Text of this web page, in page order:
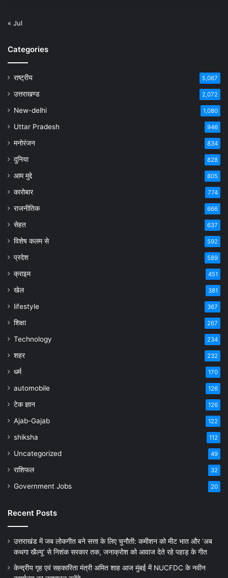
« Jul
Categories
राष्ट्रीय 5,067
उत्तराखण्ड 2,072
New-delhi 1,080
Uttar Pradesh 946
मनोरंजन 834
दुनिया 828
आम मुद्दे 805
कारोबार 774
राजनीतिक 666
सेहत 637
विशेष कलम से 592
प्रदेश 589
क्राइम 451
खेल 381
lifestyle 367
शिक्षा 267
Technology 234
शहर 232
धर्म 170
automobile 126
टेक ज्ञान 126
Ajab-Gajab 122
shiksha 112
Uncategorized 49
राशिफल 32
Government Jobs 20
Recent Posts
उत्तराखंड में जब लोकगीत बने सत्ता के लिए चुनौती: कमीशन को मीट भात और ‘अब
कथगा खैल्यू’ से निशंक सरकार तक, जनाक्रोश को आवाज देते रहे पहाड़ के गीत
केन्द्रीय गृह एवं सहकारिता मंत्री अमित शाह आज मुंबई में NUCFDC के नवीन